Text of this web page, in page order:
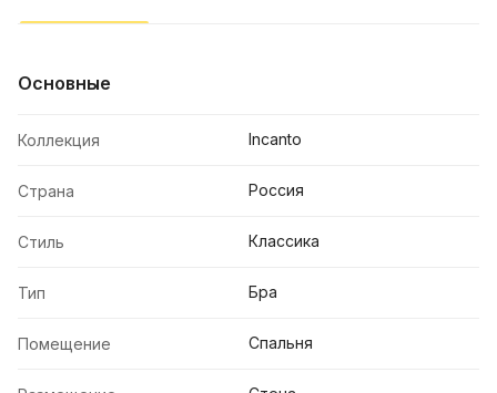
Основные
Коллекция Incanto
Страна Россия
Стиль Классика
Тип Бра
Помещение Спальня